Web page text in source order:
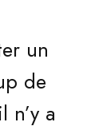
un
de
n’y a